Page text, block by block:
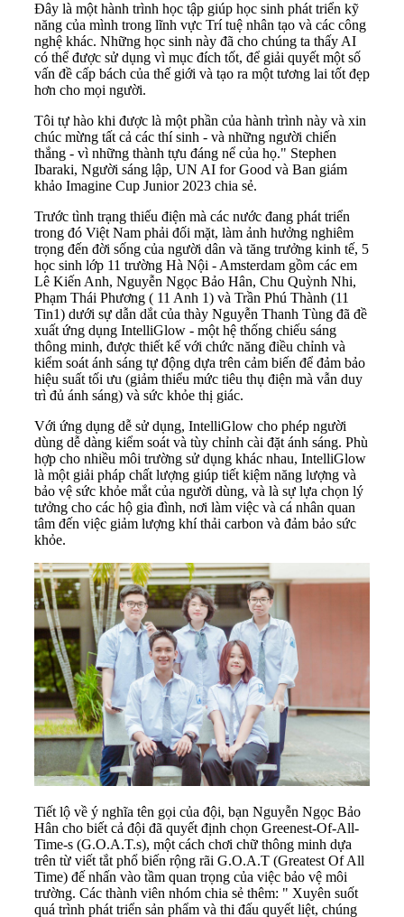
Đây là một hành trình học tập giúp học sinh phát triển kỹ
năng của mình trong lĩnh vực Trí tuệ nhân tạo và các công
nghệ khác. Những học sinh này đã cho chúng ta thấy AI
có thể được sử dụng vì mục đích tốt, để giải quyết một số
vấn đề cấp bách của thế giới và tạo ra một tương lai tốt đẹp
hơn cho mọi người.
Tôi tự hào khi được là một phần của hành trình này và xin
chúc mừng tất cả các thí sinh - và những người chiến
thắng - vì những thành tựu đáng nể của họ." Stephen
Ibaraki, Người sáng lập, UN AI for Good và Ban giám
khảo Imagine Cup Junior 2023 chia sẻ.
Trước tình trạng thiếu điện mà các nước đang phát triển
trong đó Việt Nam phải đối mặt, làm ảnh hưởng nghiêm
trọng đến đời sống của người dân và tăng trưởng kinh tế, 5
học sinh lớp 11 trường Hà Nội - Amsterdam gồm các em
Lê Kiến Anh, Nguyễn Ngọc Bảo Hân, Chu Quỳnh Nhi,
Phạm Thái Phương ( 11 Anh 1) và Trần Phú Thành (11
Tin1) dưới sự dẫn dắt của thày Nguyễn Thanh Tùng đã đề
xuất ứng dụng IntelliGlow - một hệ thống chiếu sáng
thông minh, được thiết kế với chức năng điều chỉnh và
kiểm soát ánh sáng tự động dựa trên cảm biến để đảm bảo
hiệu suất tối ưu (giảm thiểu mức tiêu thụ điện mà vẫn duy
trì đủ ánh sáng) và sức khỏe thị giác.
Với ứng dụng dễ sử dụng, IntelliGlow cho phép người
dùng dễ dàng kiểm soát và tùy chỉnh cài đặt ánh sáng. Phù
hợp cho nhiều môi trường sử dụng khác nhau, IntelliGlow
là một giải pháp chất lượng giúp tiết kiệm năng lượng và
bảo vệ sức khỏe mắt của người dùng, và là sự lựa chọn lý
tưởng cho các hộ gia đình, nơi làm việc và cá nhân quan
tâm đến việc giảm lượng khí thải carbon và đảm bảo sức
khỏe.
Tiết lộ về ý nghĩa tên gọi của đội, bạn Nguyễn Ngọc Bảo
Hân cho biết cả đội đã quyết định chọn Greenest-Of-All-
Time-s (G.O.A.T.s), một cách chơi chữ thông minh dựa
trên từ viết tắt phổ biến rộng rãi G.O.A.T (Greatest Of All
Time) đế nhấn vào tầm quan trọng của việc bảo vệ môi
trường. Các thành viên nhóm chia sẻ thêm: " Xuyên suốt
quá trình phát triển sản phẩm và thi đấu quyết liệt, chúng